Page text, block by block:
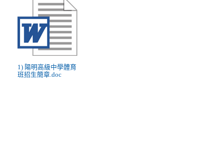
1) 陽明高級中學體育
班招生簡章.doc